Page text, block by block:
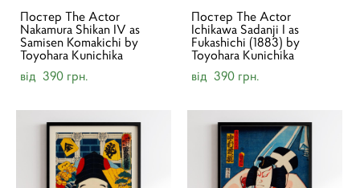
Постер The Actor
Nakamura Shikan IV as
Samisen Komakichi by
Toyohara Kunichika
від 390 грн.
Постер The Actor
Ichikawa Sadanji I as
Fukashichi (1883) by
Toyohara Kunichika
від 390 грн.